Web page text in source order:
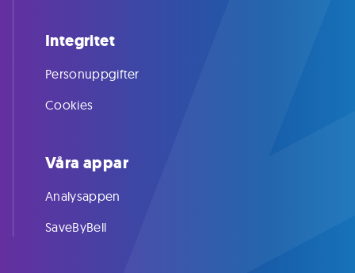
Integritet
Personuppgifter
Cookies
Våra appar
Analysappen
SaveByBell